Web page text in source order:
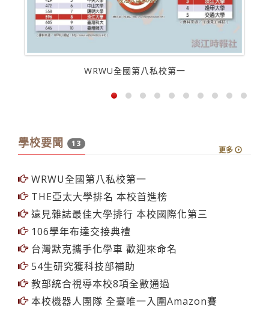
WRWU全國第八私校第一
學校要聞 13
更多
WRWU全國第八私校第一
THE亞太大學排名 本校首進榜
遠見雜誌最佳大學排行 本校國際化第三
106學年布達交接典禮
台灣默克攜手化學車 歡迎來命名
54生研究獲科技部補助
教部統合視導本校8項全數通過
本校機器人團隊 全臺唯一入圍Amazon賽